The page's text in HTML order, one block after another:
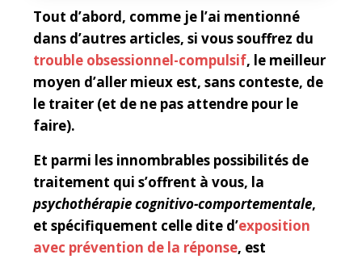
Tout d’abord, comme je l’ai mentionné
dans d’autres articles, si vous souffrez du
trouble obsessionnel-compulsif, le meilleur
moyen d’aller mieux est, sans conteste, de
le traiter (et de ne pas attendre pour le
faire).
Et parmi les innombrables possibilités de
traitement qui s’offrent à vous, la
psychothérapie cognitivo-comportementale,
et spécifiquement celle dite d’exposition
avec prévention de la réponse, est